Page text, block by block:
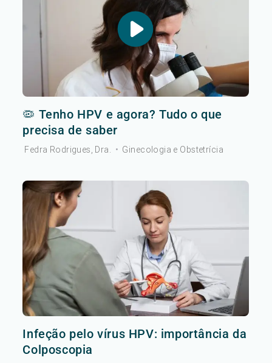
🦠 Tenho HPV e agora? Tudo o que
precisa de saber
Fedra Rodrigues, Dra. • Ginecologia e Obstetrícia
Infeção pelo vírus HPV: importância da
Colposcopia